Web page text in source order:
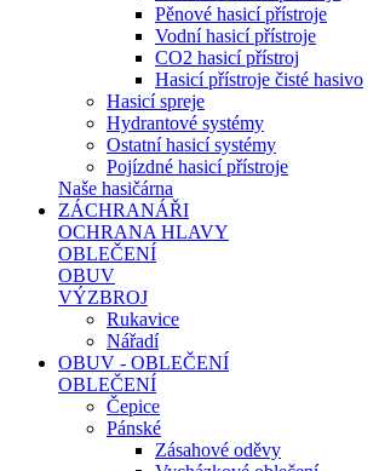
Pěnové hasicí přístroje
Vodní hasicí přístroje
CO2 hasicí přístroj
Hasicí přístroje čisté hasivo
Hasicí spreje
Hydrantové systémy
Ostatní hasicí systémy
Pojízdné hasicí přístroje
Naše hasičárna
ZÁCHRANÁŘI
OCHRANA HLAVY
OBLEČENÍ
OBUV
VÝZBROJ
Rukavice
Nářadí
OBUV - OBLEČENÍ
OBLEČENÍ
Čepice
Pánské
Zásahové oděvy